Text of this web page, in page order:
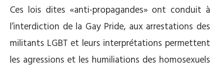
Ces lois dites «anti-propagandes» ont conduit à
l’interdiction de la Gay Pride, aux arrestations des
militants LGBT et leurs interprétations permettent
les agressions et les humiliations des homosexuels